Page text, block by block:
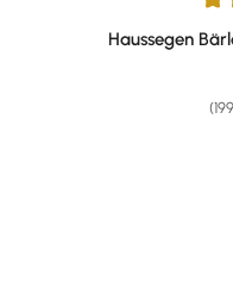
Durchschnittliche
Haussegen